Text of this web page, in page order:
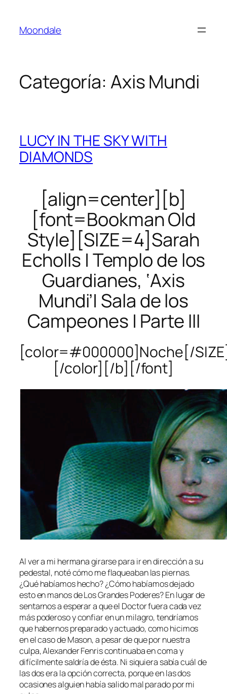
contenido
Moondale
Categoría: Axis Mundi
LUCY IN THE SKY WITH
DIAMONDS
[align=center][b]
[font=Bookman Old
Style][SIZE=4]Sarah
Echolls | Templo de los
Guardianes, ‘Axis
Mundi’| Sala de los
Campeones | Parte III
[color=#000000]Noche[/
[/color][/b][/font]
Al ver a mi hermana girarse para ir en dirección a su
pedestal, noté cómo me flaqueaban las piernas.
¿Qué habíamos hecho? ¿Cómo habíamos dejado
esto en manos de Los Grandes Poderes? En lugar de
sentarnos a esperar a que el Doctor fuera cada vez
más poderoso y confiar en un milagro, tendríamos
que habernos preparado y actuado, como hicimos
en el caso de Mason, a pesar de que por nuestra
culpa, Alexander Fenris continuaba en coma y
difícilmente saldría de ésta. Ni siquiera sabía cuál de
las dos era la opción correcta, porque en las dos
ocasiones alguien había salido mal parado por mi